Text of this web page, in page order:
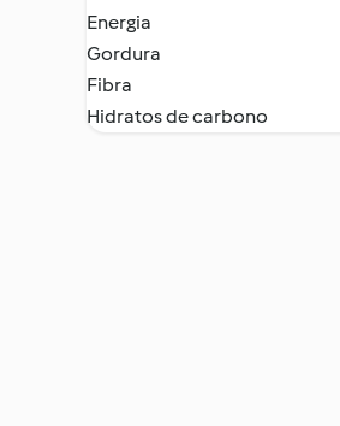
Energia
Gordura
Fibra
Hidratos de carbono